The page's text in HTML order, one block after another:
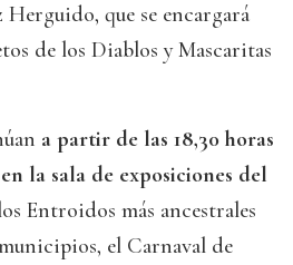
Herguido, que se encargará
de los Diablos y Mascaritas
a partir de las 18,30 horas
la sala de exposiciones del
Entroidos más ancestrales
el Carnaval de